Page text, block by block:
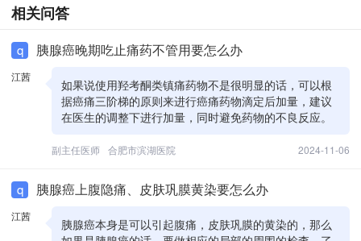
相关问答
q 胰腺癌晚期吃止痛药不管用要怎么办
江茜
如果说使用羟考酮类镇痛药物不是很明显的话，可以根
据癌痛三阶梯的原则来进行癌痛药物滴定后加量，建议
在医生的调整下进行加量，同时避免药物的不良反应。
副主任医师 合肥市滨湖医院 2024-11-06
q 胰腺癌上腹隐痛、皮肤巩膜黄染要怎么办
江茜
胰腺癌本身是可以引起腹痛，皮肤巩膜的黄染的，那么